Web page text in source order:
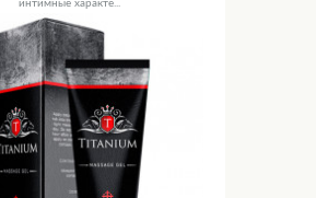
интимные характе...